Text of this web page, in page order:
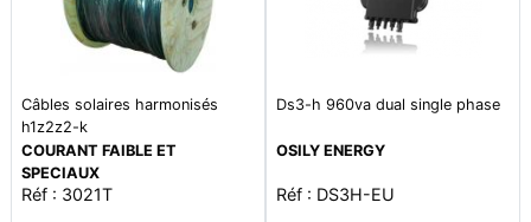
Câbles solaires harmonisés
h1z2z2-k
COURANT FAIBLE ET
SPECIAUX
Réf : 3021T
Ds3-h 960va dual single phase
OSILY ENERGY
Réf : DS3H-EU